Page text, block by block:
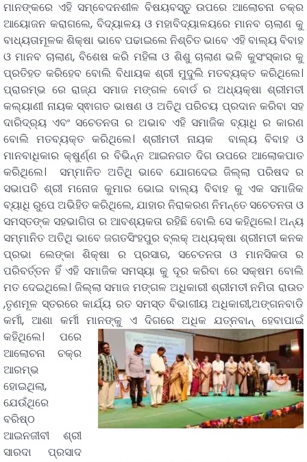
ମାନଙ୍କରେ ଏହି ସମ୍ବେଦନଶୀଳ ବିଷୟବସ୍ତୁ ଉପରେ ଆଲୋଚନା ଚକ୍ର
ଆୟୋଜନ କରାଗଲେ, ବିଦ୍ୟାଳୟ ଓ ମହାବିଦ୍ୟାଳୟରେ ମାନବ ଚାଲାଣ କୁ
ବାଧ୍ୟତାମୂଳକ ଶିକ୍ଷା ଭାବେ ପଢାଇଲେ ନିଶ୍ଚିତ ଭାବେ ଏହି ବାଲ୍ୟ ବିବାହ
ଓ ମାନବ ଚାଲାଣ, ବିଶେଷ କରି ମହିଳା ଓ ଶିଶୁ ଚାଲାଣ ଭଳି କୁସଂସ୍କାର କୁ
ପ୍ରତିହତ କରିହେବ ବୋଲି ବିଧାୟକ ଶ୍ରୀ ମୁଦୁଲି ମତବ୍ୟକ୍ତ କରିଥିଲେ।
ପ୍ରାରମ୍ଭ ରେ ରାଜ୍ଯ ସମାଜ ମଙ୍ଗଳ ବୋର୍ଡ ର ଅଧ୍ୟକ୍ଷା ଶ୍ରୀମତୀ
କଲ୍ୟାଣୀ ନାୟକ ସ୍ଵାଗତ ଭାଷଣ ଓ ଅତିଥି ପରିଚୟ ପ୍ରଦାନ କରିବା ସହ
ଦାରିଦ୍ର୍ୟ ଏବଂ ସଚେତନତା ର ଅଭାବ ଏହି ସମାଜିକ ବ୍ୟାଧି ର କାରଣ
ବୋଲି ମତବ୍ୟକ୍ତ କରିଥିଲେ। ଶ୍ରୀମତୀ ନାୟକ ବାଲ୍ୟ ବିବାହ ଓ
ମାନବାଧିକାର କ୍ଷୁର୍ଣ୍ଣ ର ବିଭିନ୍ନ ଆଇନଗତ ଦିଗ ଉପରେ ଆଲୋକପାତ
କରିଥିଲେ। ସମ୍ମାନିତ ଅତିଥି ଭାବେ ଯୋଗଦେଇ ଜିଲ୍ଲା ପରିଷଦ ର
ସଭାପତି ଶ୍ରୀ ମନୋଜ କୁମାର ଭୋଇ ବାଲ୍ୟ ବିବାହ କୁ ଏକ ସମାଜିକ
ବ୍ୟାଧି ରୁପେ ଅଭିହିତ କରିଥିଲେ, ଯାହାର ନିରାକରଣ ନିମନ୍ତେ ସଚେତନତା ଓ
ସମସ୍ତଙ୍କ ସହଭାଗିତା ର ଆବଶ୍ୟକତା ରହିଛି ବୋଲି ସେ କହିଥିଲେ। ଅନ୍ୟ
ସମ୍ମାନିତ ଅତିଥି ଭାବେ ଜଗତସିଂହପୁର ବ୍ଲକ୍ ଅଧ୍ୟକ୍ଷା ଶ୍ରୀମତୀ କନକ
ପ୍ରଭା ଲେଙ୍କା ଶିକ୍ଷା ର ପ୍ରସାର, ସଚେତନତା ଓ ମାନସିକତା ର
ପରିବର୍ତ୍ତନ ହିଁ ଏହି ସମାଜିକ ସମସ୍ୟା କୁ ଦୂର କରିବା ରେ ସକ୍ଷମ ବୋଲି
ମତ ଦେଇଥିଲେ। ଜିଲ୍ଲା ସମାଜ ମଙ୍ଗଳ ଅଧିକାରୀ ଶ୍ରୀମତୀ ନମିତା ରାଉତ
,ତୃଣମୂଳ ସ୍ତରରେ କାର୍ଯ୍ୟ ରତ ସମସ୍ତ ବିଭାଗୀୟ ଅଧିକାରୀ,ଅଙ୍ଗନବାଡି
କର୍ମୀ, ଆଶା କର୍ମୀ ମାନଙ୍କୁ ଏ ଦିଗରେ ଅଧିକ ଯତ୍ନବାନ୍ ହେବାପାଇଁ
କହିଥିଲେ। ପରେ
ଆଲୋଚନା ଚକ୍ର
ଆରମ୍ଭ
ହୋଇଥିଲା,
ଯେଉଁଥିରେ
ବରିଷ୍ଠ
ଆଇନଜୀବୀ ଶ୍ରୀ
ସାରଦା ପ୍ରସାଦ